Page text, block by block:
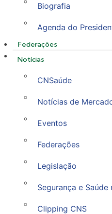
Biografia
Agenda do
Federações
Notícias
CNSaúde
Notícias de
Eventos
Federações
Legislação
Segurança e Saúde
Clipping CNS